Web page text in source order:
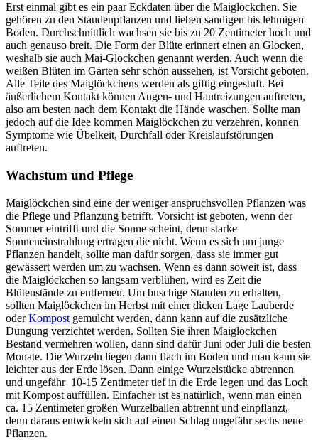
Erst einmal gibt es ein paar Eckdaten über die Maiglöckchen. Sie
gehören zu den Staudenpflanzen und lieben sandigen bis lehmigen
Boden. Durchschnittlich wachsen sie bis zu 20 Zentimeter hoch und
auch genauso breit. Die Form der Blüte erinnert einen an Glocken,
weshalb sie auch Mai-Glöckchen genannt werden. Auch wenn die
weißen Blüten im Garten sehr schön aussehen, ist Vorsicht geboten.
Alle Teile des Maiglöckchens werden als giftig eingestuft. Bei
äußerlichem Kontakt können Augen- und Hautreizungen auftreten,
also am besten nach dem Kontakt die Hände waschen. Sollte man
jedoch auf die Idee kommen Maiglöckchen zu verzehren, können
Symptome wie Übelkeit, Durchfall oder Kreislaufstörungen
auftreten.
Wachstum und Pflege
Maiglöckchen sind eine der weniger anspruchsvollen Pflanzen was
die Pflege und Pflanzung betrifft. Vorsicht ist geboten, wenn der
Sommer eintrifft und die Sonne scheint, denn starke
Sonneneinstrahlung ertragen die nicht. Wenn es sich um junge
Pflanzen handelt, sollte man dafür sorgen, dass sie immer gut
gewässert werden um zu wachsen. Wenn es dann soweit ist, dass
die Maiglöckchen so langsam verblühen, wird es Zeit die
Blütenstände zu entfernen. Um buschige Stauden zu erhalten,
sollten Maiglöckchen im Herbst mit einer dicken Lage Lauberde
oderKompost gemulcht werden, dann kann auf die zusätzliche
Düngung verzichtet werden. Sollten Sie ihren Maiglöckchen
Bestand vermehren wollen, dann sind dafür Juni oder Juli die besten
Monate. Die Wurzeln liegen dann flach im Boden und man kann sie
leichter aus der Erde lösen. Dann einige Wurzelstücke abtrennen
und ungefähr 10-15 Zentimeter tief in die Erde legen und das Loch
mit Kompost auffüllen. Einfacher ist es natürlich, wenn man einen
ca. 15 Zentimeter großen Wurzelballen abtrennt und einpflanzt,
denn daraus entwickeln sich auf einen Schlag ungefähr sechs neue
Pflanzen.